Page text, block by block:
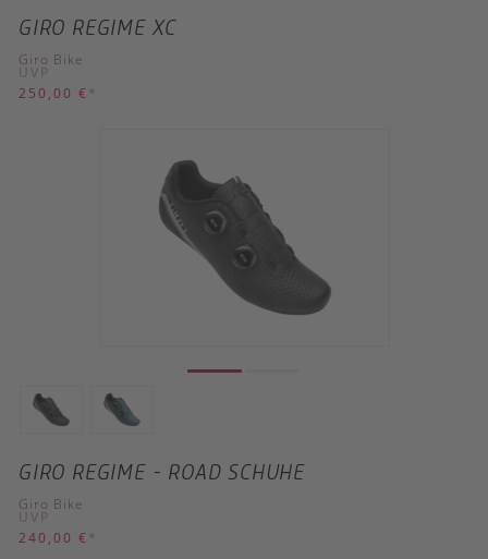
GIRO REGIME XC
Giro Bike
UVP
250,00 € *
GIRO REGIME - ROAD SCHUHE
Giro Bike
UVP
240,00 € *